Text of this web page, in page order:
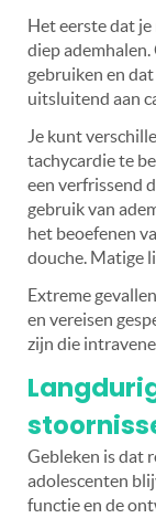
Het eerste dat
diep
gebruiken en
uitsluitend aan
Je kunt
tachycardie te
een verfrissend
gebruik van
het beoefenen
douche. Matige
Extreme
en vereisen
zijn die
Gebleken is dat
adolescenten
functie en de